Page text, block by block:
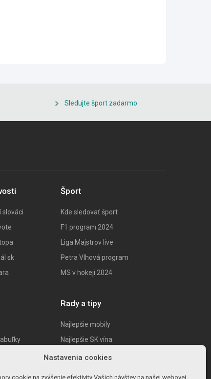
Nastavenia cookies
cookie na zvýšenie efektivity Vašich návštev na našej webovej
Sledujte šport zadarmo
slováci
sk
Šport
Kde sledovať šport
F1 program 2024
Liga Majstrov live
Petra Vlhová program
MS v hokeji 2024
Rady a tipy
Najlepšie mobily
Najlepšie SK vína
Ako na životopis